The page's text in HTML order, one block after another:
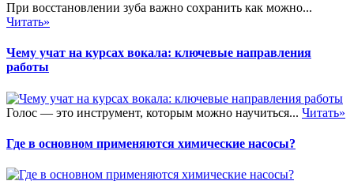
При восстановлении зуба важно сохранить как можно...
Читать»
Чему учат на курсах вокала: ключевые направления
работы
Голос — это инструмент, которым можно научиться... Читать»
Где в основном применяются химические насосы?